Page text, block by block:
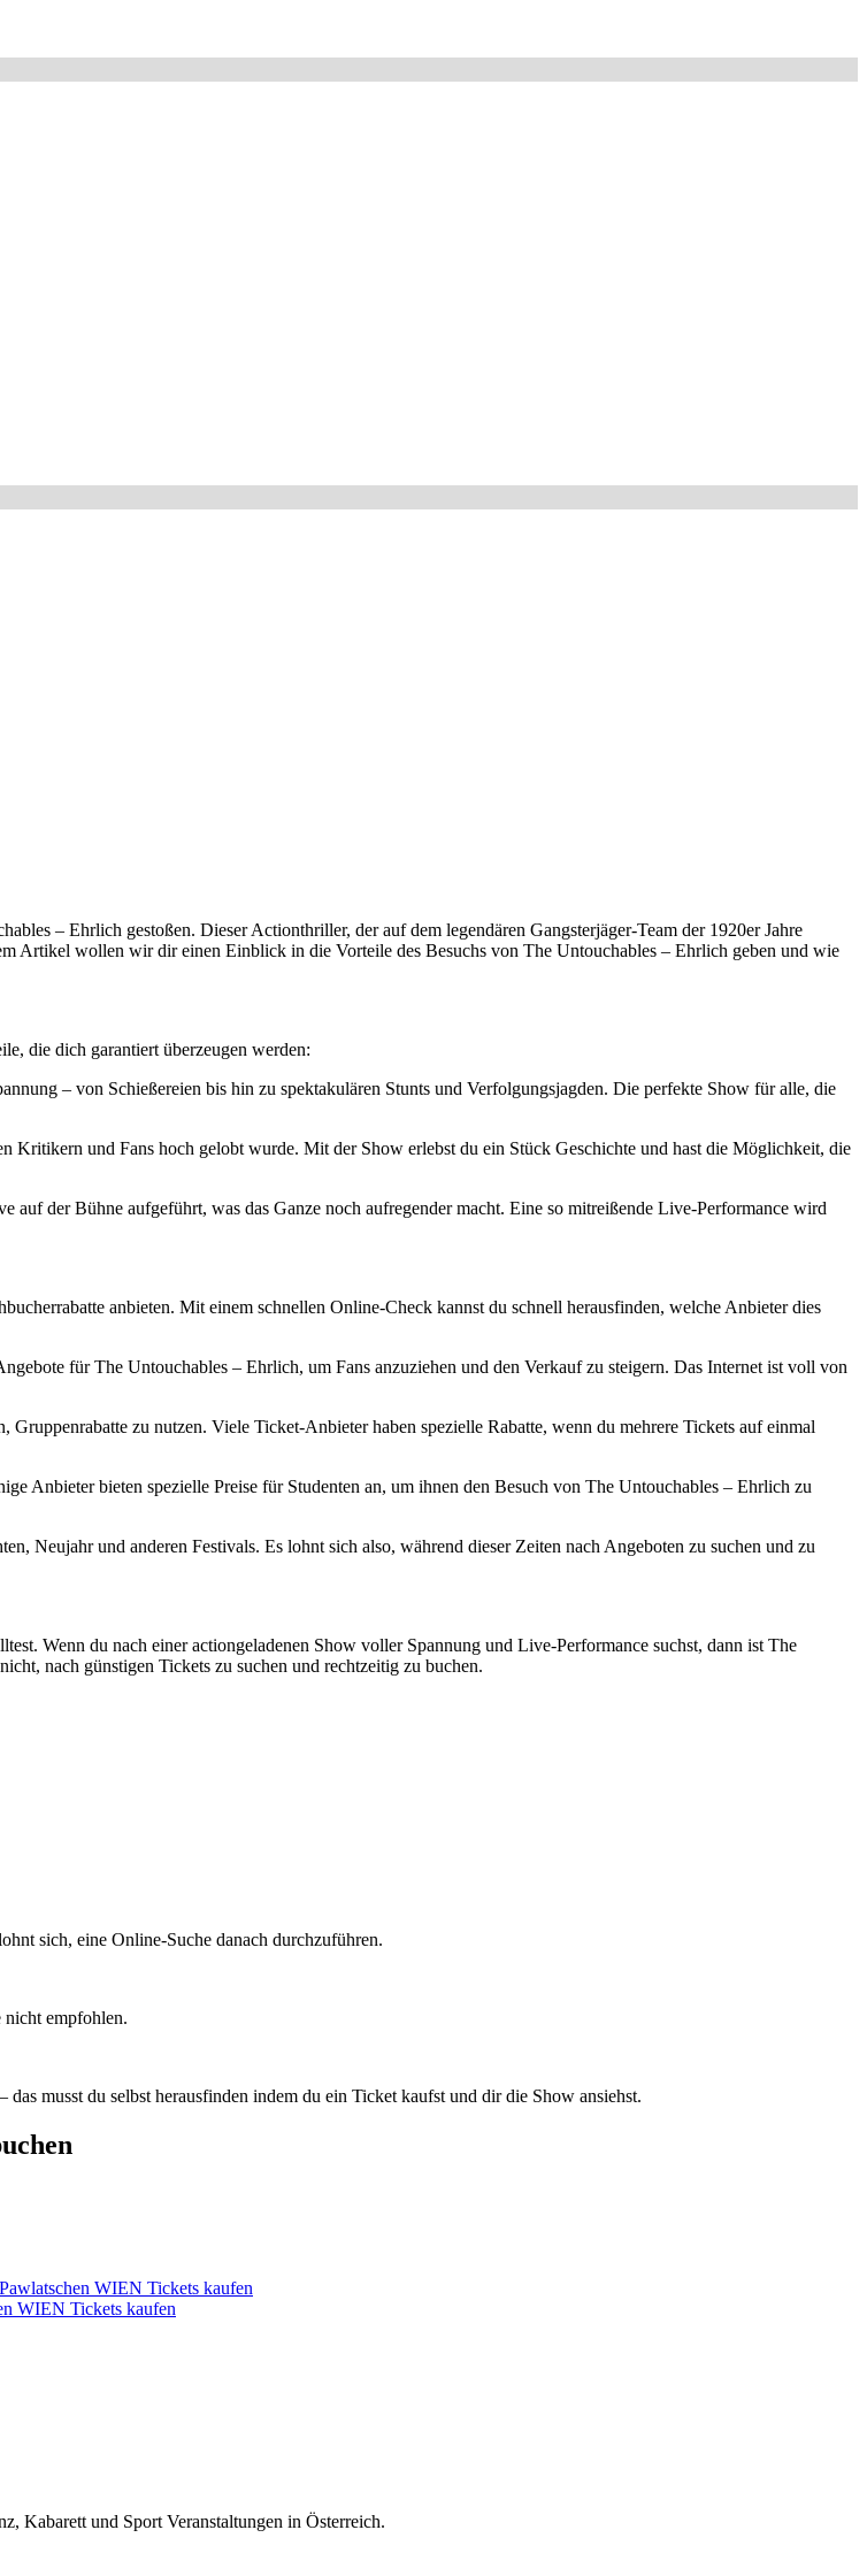
– Ehrlich gestoßen. Dieser Actionthriller, der auf dem legendären Gangsterjäger-Team der 1920er Jahre
Artikel wollen wir dir einen Einblick in die Vorteile des Besuchs von The Untouchables – Ehrlich geben und wie
die dich garantiert überzeugen werden:
– von Schießereien bis hin zu spektakulären Stunts und Verfolgungsjagden. Die perfekte Show für alle, die
und Fans hoch gelobt wurde. Mit der Show erlebst du ein Stück Geschichte und hast die Möglichkeit, die
der Bühne aufgeführt, was das Ganze noch aufregender macht. Eine so mitreißende Live-Performance wird
anbieten. Mit einem schnellen Online-Check kannst du schnell herausfinden, welche Anbieter dies
für The Untouchables – Ehrlich, um Fans anzuziehen und den Verkauf zu steigern. Das Internet ist voll von
zu nutzen. Viele Ticket-Anbieter haben spezielle Rabatte, wenn du mehrere Tickets auf einmal
Anbieter bieten spezielle Preise für Studenten an, um ihnen den Besuch von The Untouchables – Ehrlich zu
Neujahr und anderen Festivals. Es lohnt sich also, während dieser Zeiten nach Angeboten zu suchen und zu
Wenn du nach einer actiongeladenen Show voller Spannung und Live-Performance suchst, dann ist The
nach günstigen Tickets zu suchen und rechtzeitig zu buchen.
sich, eine Online-Suche danach durchzuführen.
nicht empfohlen.
musst du selbst herausfinden indem du ein Ticket kaufst und dir die Show ansiehst.
WIEN Tickets kaufen
WIEN Tickets kaufen
Kabarett und Sport Veranstaltungen in Österreich.